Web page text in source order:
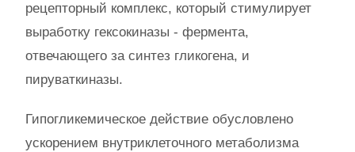
рецепторный комплекс, который стимулирует
выработку гексокиназы - фермента,
отвечающего за синтез гликогена, и
пируваткиназы.
Гипогликемическое действие обусловлено
ускорением внутриклеточного метаболизма